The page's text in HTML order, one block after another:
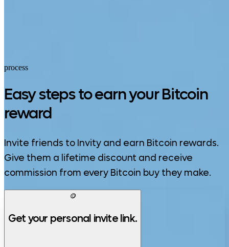
process
Easy steps to earn your Bitcoin
reward
Invite friends to Invity and earn Bitcoin rewards.
Give them a lifetime discount and receive
commission from every Bitcoin buy they make.
🪙
Get your personal invite link.